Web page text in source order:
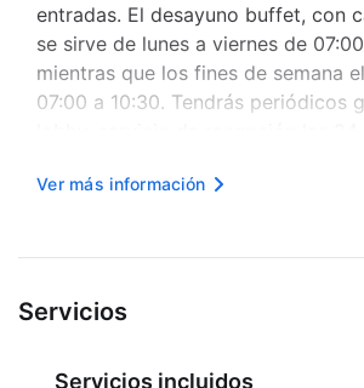
entradas. El desayuno buffet, con
se sirve de lunes a viernes de
mientras que los fines de semana
07:00 a 10:30. Tendrás periódicos
como en tu propia casa en una de
Ver más información
Servicios
Servicios incluidos